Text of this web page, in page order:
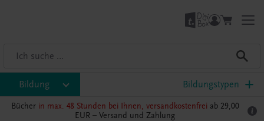
Bildung Bildungstypen
Bücher in max. 48 Stunden bei Ihnen, versandkostenfrei ab 29,00
EUR – Versand und Zahlung